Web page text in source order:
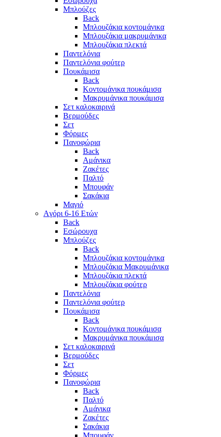
Μπλούζες
Back
Μπλουζάκια κοντομάνικα
Μπλουζάκια μακρυμάνικα
Μπλουζάκια πλεκτά
Παντελόνια
Παντελόνια φούτερ
Πουκάμισα
Back
Κοντομάνικα πουκάμισα
Μακρυμάνικα πουκάμισα
Σετ καλοκαιρινά
Βερμούδες
Σετ
Φόρμες
Πανοφώρια
Back
Αμάνικα
Ζακέτες
Παλτό
Μπουφάν
Σακάκια
Μαγιό
Aγόρι 6-16 Ετών
Back
Eσώρουχα
Μπλούζες
Back
Μπλουζάκια κοντομάνικα
Μπλουζάκια Μακρυμάνικα
Μπλουζάκια πλεκτά
Μπλουζάκια φούτερ
Παντελόνια
Παντελόνια φούτερ
Πουκάμισα
Back
Κοντομάνικα πουκάμισα
Μακρυμάνικα πουκάμισα
Σετ καλοκαιρινά
Βερμούδες
Σετ
Φόρμες
Πανοφώρια
Back
Παλτό
Αμάνικα
Ζακέτες
Σακάκια
Μπουφάν